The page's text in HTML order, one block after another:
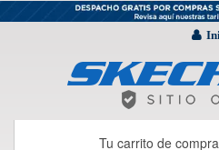
Tu carrito de